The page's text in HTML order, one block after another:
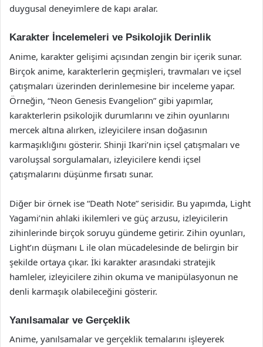
duygusal deneyimlere de kapı aralar.
Karakter İncelemeleri ve Psikolojik Derinlik
Anime, karakter gelişimi açısından zengin bir içerik sunar.
Birçok anime, karakterlerin geçmişleri, travmaları ve içsel
çatışmaları üzerinden derinlemesine bir inceleme yapar.
Örneğin, “Neon Genesis Evangelion” gibi yapımlar,
karakterlerin psikolojik durumlarını ve zihin oyunlarını
mercek altına alırken, izleyicilere insan doğasının
karmaşıklığını gösterir. Shinji Ikari’nin içsel çatışmaları ve
varoluşsal sorgulamaları, izleyicilere kendi içsel
çatışmalarını düşünme fırsatı sunar.
Diğer bir örnek ise “Death Note” serisidir. Bu yapımda, Light
Yagami’nin ahlaki ikilemleri ve güç arzusu, izleyicilerin
zihinlerinde birçok soruyu gündeme getirir. Zihin oyunları,
Light’ın düşmanı L ile olan mücadelesinde de belirgin bir
şekilde ortaya çıkar. İki karakter arasındaki stratejik
hamleler, izleyicilere zihin okuma ve manipülasyonun ne
denli karmaşık olabileceğini gösterir.
Yanılsamalar ve Gerçeklik
Anime, yanılsamalar ve gerçeklik temalarını işleyerek